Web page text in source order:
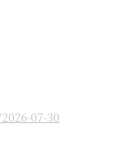
2026-07-30